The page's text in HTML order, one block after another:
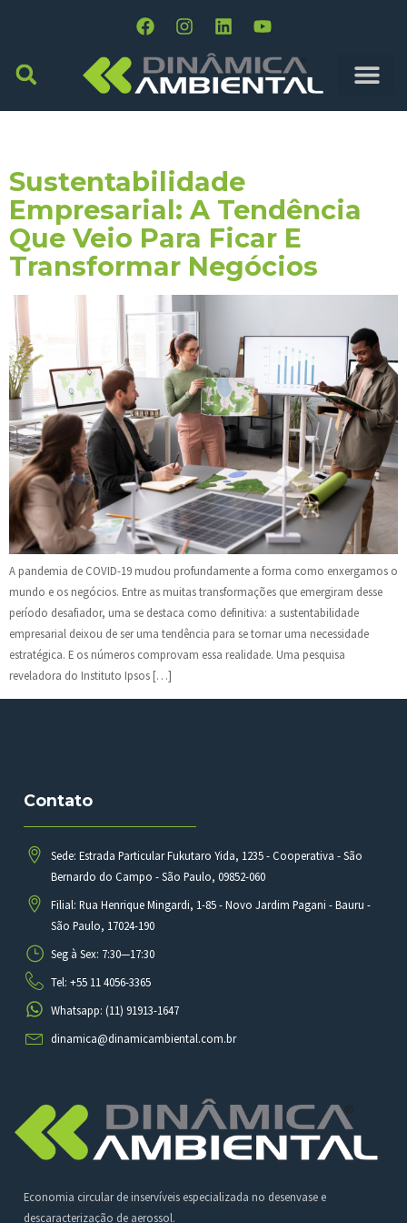
Sustentabilidade
Empresarial: A Tendência
Que Veio Para Ficar E
Transformar Negócios
A pandemia de COVID-19 mudou profundamente a forma como enxergamos o
mundo e os negócios. Entre as muitas transformações que emergiram desse
período desafiador, uma se destaca como definitiva: a sustentabilidade
empresarial deixou de ser uma tendência para se tornar uma necessidade
estratégica. E os números comprovam essa realidade. Uma pesquisa
reveladora do Instituto Ipsos […]
Economia circular de inservíveis especializada no desenvase e
descaracterização de aerossol.
Contato
Sede: Estrada Particular Fukutaro Yida, 1235 - Cooperativa - São
Bernardo do Campo - São Paulo, 09852-060
Filial: Rua Henrique Mingardi, 1-85 - Novo Jardim Pagani - Bauru -
São Paulo, 17024-190
Seg à Sex: 7:30—17:30
Tel: +55 11 4056-3365
Whatsapp: (11) 91913-1647
dinamica@dinamicambiental.com.br